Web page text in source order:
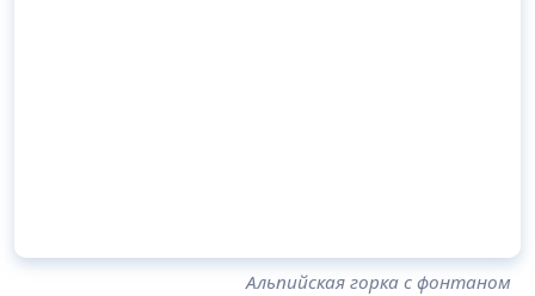
Альпийская горка с фонтаном